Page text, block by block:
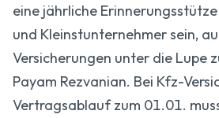
eine jährliche
und Kleinstunternehmer sein,
Versicherungen unter die Lupe
Payam Rezvanian. Bei Kfz-
Vertragsablauf zum 01.01.